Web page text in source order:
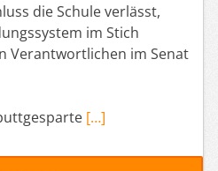
die Schule verlässt,
im Stich
Verantwortlichen im Senat
[…]